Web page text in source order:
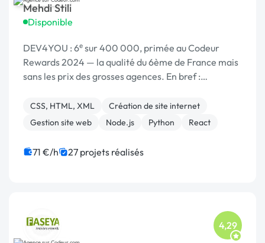
Mehdi Stili
Disponible
DEV4YOU : 6ᵉ sur 400 000, primée au Codeur
Rewards 2024 — la qualité du 6ème de France mais
sans les prix des grosses agences. En bref :
plateforme.
CSS, HTML, XML
Création de site internet
Gestion site web
Node.js Python React
71 €/h 27 projets réalisés
4,29